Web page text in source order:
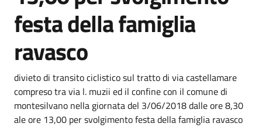
festa della famiglia
ravasco
Dettagli della notizia
divieto di transito ciclistico sul tratto di via castellamare
compreso tra via l. muzii ed il confine con il comune di
montesilvano nella giornata del 3/06/2018 dalle ore 8,30
ale ore 13,00 per svolgimento festa della famiglia ravasco